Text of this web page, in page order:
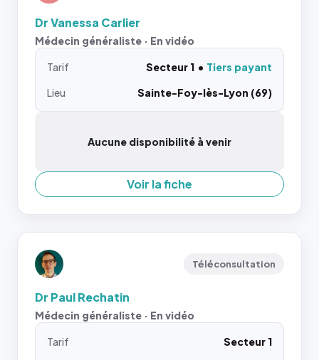
Dr Vanessa Carlier
Médecin généraliste · En vidéo
Tarif Secteur 1
Tiers payant
Lieu
Sainte-Foy-lès-Lyon (69)
Aucune disponibilité à venir
Voir la fiche
Téléconsultation
Dr Paul Rechatin
Médecin généraliste · En vidéo
Tarif
Secteur 1